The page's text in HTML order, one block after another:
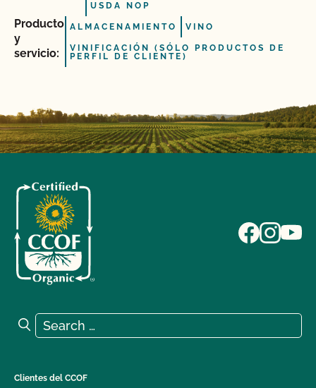
USDA NOP
Producto
y
servicio:
ALMACENAMIENTO VINO
VINIFICACIÓN (SÓLO PRODUCTOS DE
PERFIL DE CLIENTE)
Search for:
Search
Clientes del CCOF